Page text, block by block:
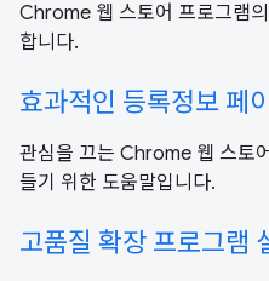
Chrome 웹 스토어 프로그램
합니다.
효과적인 등록정보 페
관심을 끄는 Chrome 웹 스토
들기 위한 도움말입니다.
고품질 확장 프로그램